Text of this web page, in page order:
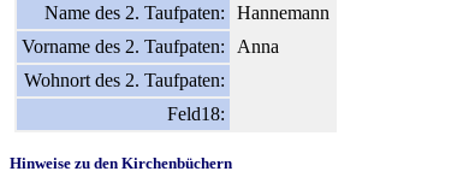
Name des 2. Taufpaten:
Hannemann
Vorname des 2. Taufpaten:
Anna
Wohnort des 2. Taufpaten:
Feld18:
Hinweise zu den Kirchenbüchern